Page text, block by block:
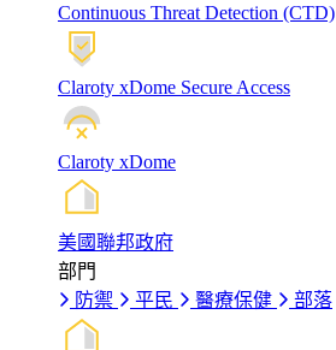
Continuous Threat Detection (CTD)
Claroty xDome Secure Access
Claroty xDome
美國聯邦政府
部門
防禦
平民 醫療保健 部落